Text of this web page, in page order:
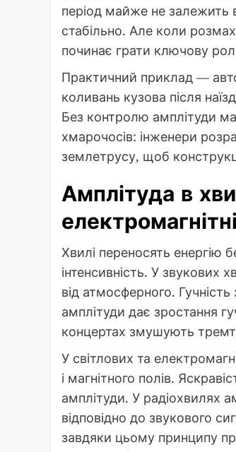
період майже не залежить
стабільно. Але коли
починає грати ключову
Практичний приклад —
коливань кузова після
Без контролю амплітуди
хмарочосів: інженери
землетрусу, щоб
Амплітуда в
Хвилі переносять енергію
інтенсивність. У звукових
від атмосферного.
амплітуди дає зростання
концертах змушують
У світлових та
і магнітного полів.
амплітуди. У радіохвилях
відповідно до звукового
завдяки цьому принципу